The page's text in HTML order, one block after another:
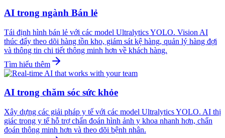
AI trong ngành Bán lẻ
Tái định hình bán lẻ với các model Ultralytics YOLO. Vision AI
thúc đẩy theo dõi hàng tồn kho, giám sát kệ hàng, quản lý hàng đợi
và thông tin chi tiết thông minh hơn về khách hàng.
Tìm hiểu thêm
AI trong chăm sóc sức khỏe
Xây dựng các giải pháp y tế với các model Ultralytics YOLO. AI thị
giác trong y tế hỗ trợ chẩn đoán hình ảnh y khoa nhanh hơn, chẩn
đoán thông minh hơn và theo dõi bệnh nhân.